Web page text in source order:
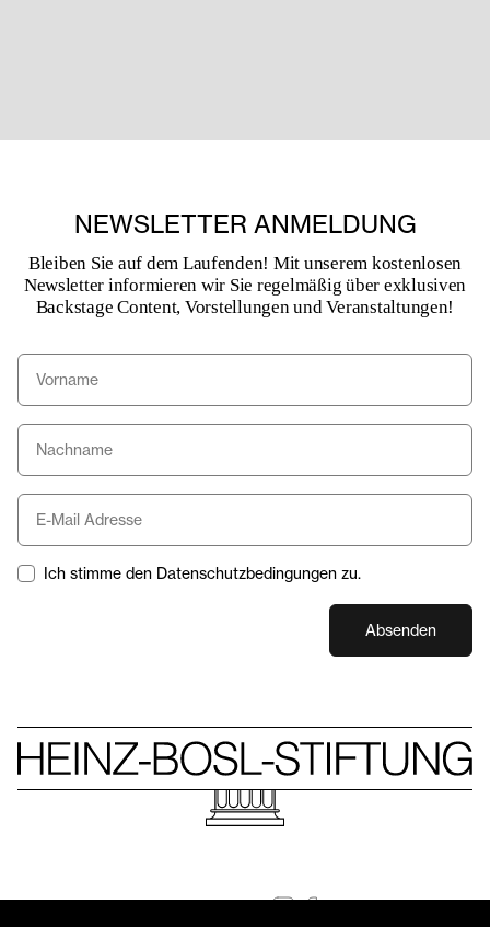
NEWSLETTER ANMELDUNG
Bleiben Sie auf dem Laufenden! Mit unserem kostenlosen
Newsletter informieren wir Sie regelmäßig über exklusiven
Backstage Content, Vorstellungen und Veranstaltungen!
Ich stimme den Datenschutzbedingungen zu.
Absenden